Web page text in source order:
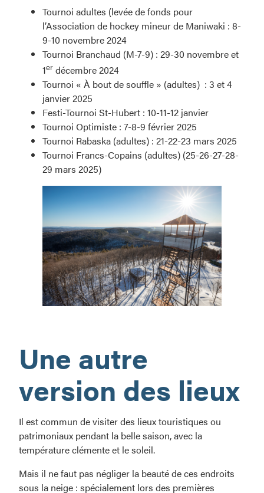
Tournoi adultes (levée de fonds pour
l’Association de hockey mineur de Maniwaki : 8-
9-10 novembre 2024
Tournoi Branchaud (M-7-9) : 29-30 novembre et
1er décembre 2024
Tournoi « À bout de souffle » (adultes) : 3 et 4
janvier 2025
Festi-Tournoi St-Hubert : 10-11-12 janvier
Tournoi Optimiste : 7-8-9 février 2025
Tournoi Rabaska (adultes) : 21-22-23 mars 2025
Tournoi Francs-Copains (adultes) (25-26-27-28-
29 mars 2025)
Une autre
version des lieux
Il est commun de visiter des lieux touristiques ou
patrimoniaux pendant la belle saison, avec la
température clémente et le soleil.
Mais il ne faut pas négliger la beauté de ces endroits
sous la neige : spécialement lors des premières